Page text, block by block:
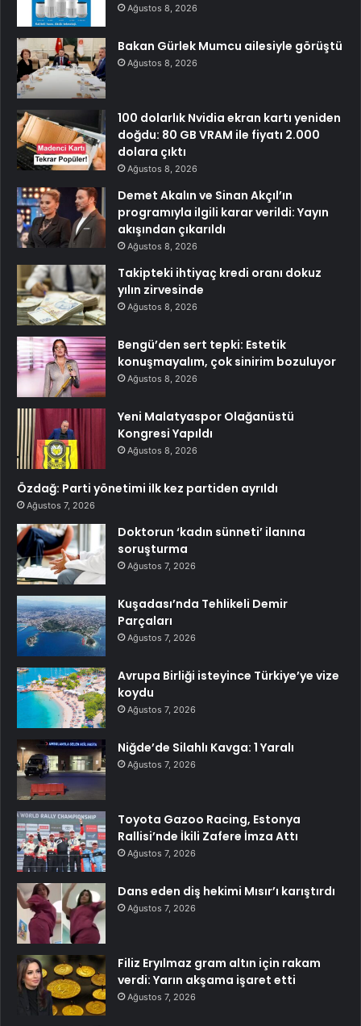
Ağustos 8, 2026
Bakan Gürlek Mumcu ailesiyle görüştü
Ağustos 8, 2026
100 dolarlık Nvidia ekran kartı yeniden
doğdu: 80 GB VRAM ile fiyatı 2.000
dolara çıktı
Ağustos 8, 2026
Demet Akalın ve Sinan Akçıl’ın
programıyla ilgili karar verildi: Yayın
akışından çıkarıldı
Ağustos 8, 2026
Takipteki ihtiyaç kredi oranı dokuz
yılın zirvesinde
Ağustos 8, 2026
Bengü’den sert tepki: Estetik
konuşmayalım, çok sinirim bozuluyor
Ağustos 8, 2026
Yeni Malatyaspor Olağanüstü
Kongresi Yapıldı
Ağustos 8, 2026
Özdağ: Parti yönetimi ilk kez partiden ayrıldı
Ağustos 7, 2026
Doktorun ‘kadın sünneti’ ilanına
soruşturma
Ağustos 7, 2026
Kuşadası’nda Tehlikeli Demir
Parçaları
Ağustos 7, 2026
Avrupa Birliği isteyince Türkiye’ye vize
koydu
Ağustos 7, 2026
Niğde’de Silahlı Kavga: 1 Yaralı
Ağustos 7, 2026
Toyota Gazoo Racing, Estonya
Rallisi’nde İkili Zafere İmza Attı
Ağustos 7, 2026
Dans eden diş hekimi Mısır’ı karıştırdı
Ağustos 7, 2026
Filiz Eryılmaz gram altın için rakam
verdi: Yarın akşama işaret etti
Ağustos 7, 2026